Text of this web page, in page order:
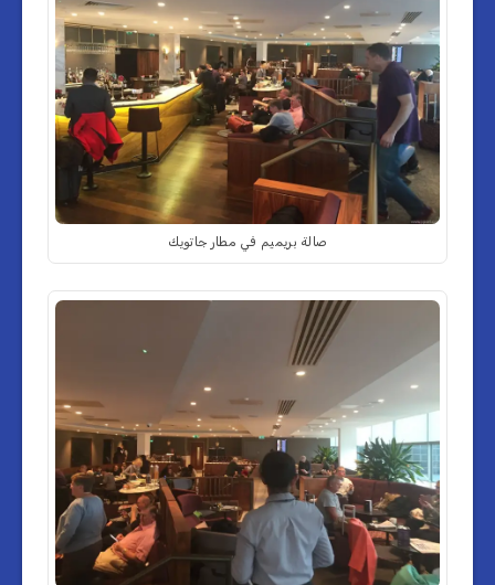
صالة بريميم في مطار جاتويك